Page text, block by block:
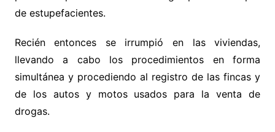
de estupefacientes.
Recién entonces se irrumpió en las viviendas,
llevando a cabo los procedimientos en forma
simultánea y procediendo al registro de las fincas y
de los autos y motos usados para la venta de
drogas.